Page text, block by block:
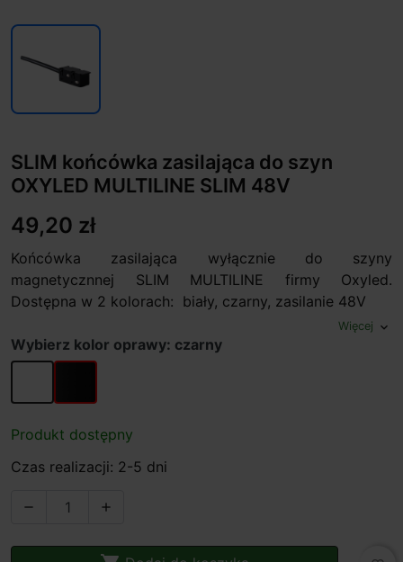
SLIM końcówka zasilająca do szyn
OXYLED MULTILINE SLIM 48V
49,20 zł
Końcówka zasilająca wyłącznie do szyny
magnetycznnej SLIM MULTILINE firmy Oxyled.
Dostępna w 2 kolorach: biały, czarny, zasilanie 48V
Więcej expand_more
Wybierz kolor oprawy: czarny
biały czarny
Produkt dostępny
Czas realizacji: 2-5 dni
 